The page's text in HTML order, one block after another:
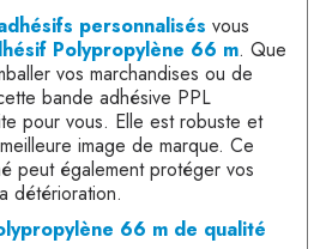
personnalisés vous
Polypropylène 66 m. Que
vos marchandises ou de
bande adhésive PPL
pour vous. Elle est robuste et
image de marque. Ce
peut également protéger vos
détérioration.
66 m de qualité